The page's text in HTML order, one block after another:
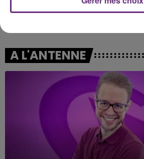
TEDDYBEAR
A L'ANTENNE